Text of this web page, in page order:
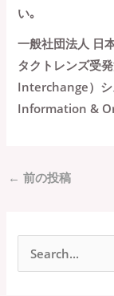
い｡
一般社団法人 日
タクトレンズ受
Interchange）シ
Information &
← 前の投稿